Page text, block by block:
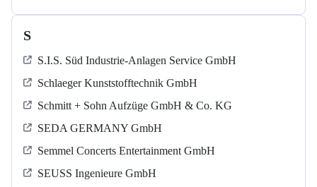
S
S.I.S. Süd Industrie-Anlagen Service GmbH
Schlaeger Kunststofftechnik GmbH
Schmitt + Sohn Aufzüge GmbH & Co. KG
SEDA GERMANY GmbH
Semmel Concerts Entertainment GmbH
SEUSS Ingenieure GmbH